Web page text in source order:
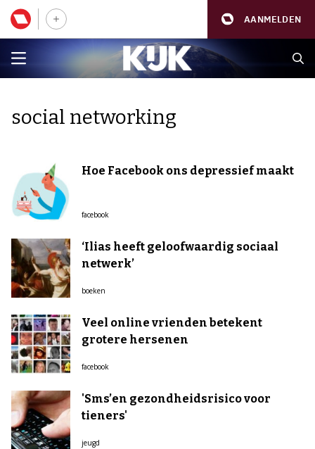
AANMELDEN
social networking
Hoe Facebook ons depressief maakt
facebook
‘Ilias heeft geloofwaardig sociaal
netwerk’
boeken
Veel online vrienden betekent
grotere hersenen
facebook
'Sms’en gezondheidsrisico voor
tieners'
jeugd